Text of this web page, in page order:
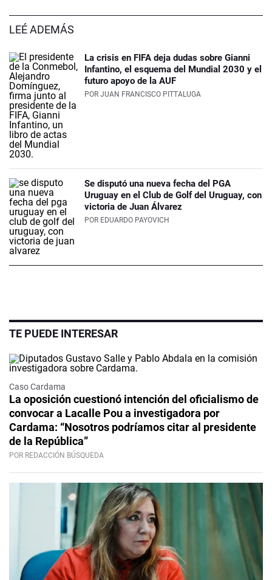
LEÉ ADEMÁS
La crisis en FIFA deja dudas sobre Gianni
Infantino, el esquema del Mundial 2030 y el
futuro apoyo de la AUF
POR JUAN FRANCISCO PITTALUGA
Se disputó una nueva fecha del PGA
Uruguay en el Club de Golf del Uruguay, con
victoria de Juan Álvarez
POR EDUARDO PAYOVICH
TE PUEDE INTERESAR
Caso Cardama
La oposición cuestionó intención del oficialismo de
convocar a Lacalle Pou a investigadora por
Cardama: “Nosotros podríamos citar al presidente
de la República”
POR REDACCIÓN BÚSQUEDA